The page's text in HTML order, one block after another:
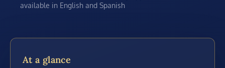
available in English and Spanish
At a glance